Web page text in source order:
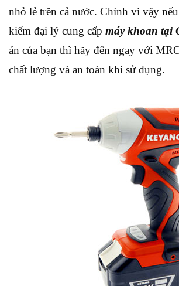
nhỏ lẻ trên cả nước. Chính vì vậy
kiếm đại lý cung cấp máy khoan tại
án của bạn thì hãy đến ngay với
chất lượng và an toàn khi sử dụng.